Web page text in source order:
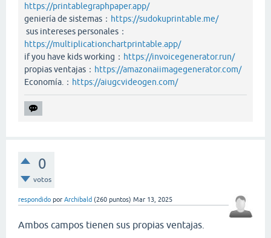
https://printablegraphpaper.app/
geniería de sistemas： https://sudokuprintable.me/
sus intereses personales：
https://multiplicationchartprintable.app/
if you have kids working： https://invoicegenerator.run/
propias ventajas： https://amazonaiimagegenerator.com/
Economía.： https://aiugcvideogen.com/
0
votos
respondido por Archibald (260 puntos) Mar 13, 2025
Ambos campos tienen sus propias ventajas.